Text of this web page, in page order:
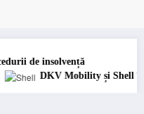
și Shell își extind